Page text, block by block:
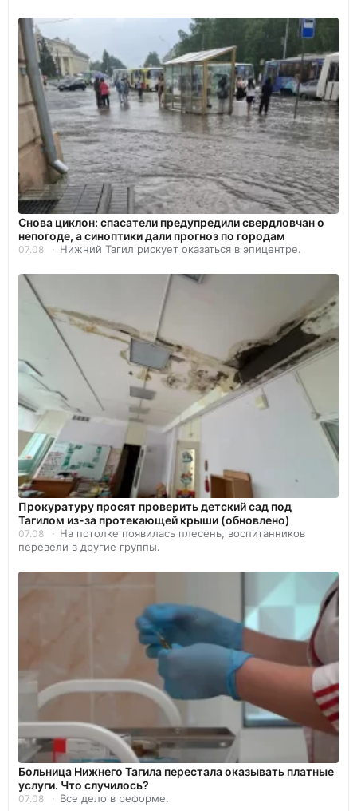
Снова циклон: спасатели предупредили свердловчан о
непогоде, а синоптики дали прогноз по городам
07.08 Нижний Тагил рискует оказаться в эпицентре.
Прокуратуру просят проверить детский сад под
Тагилом из-за протекающей крыши (обновлено)
07.08
На потолке появилась плесень, воспитанников
перевели в другие группы.
Больница Нижнего Тагила перестала оказывать платные
услуги. Что случилось?
07.08 Все дело в реформе.